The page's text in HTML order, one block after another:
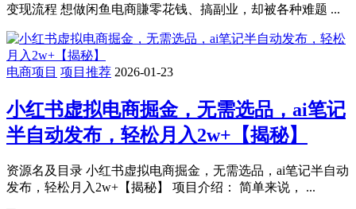
变现流程 想做闲鱼电商賺零花钱、搞副业，却被各种难题 ...
电商项目 项目推荐 2026-01-23
小红书虚拟电商掘金，无需选品，ai笔记
半自动发布，轻松月入2w+【揭秘】
资源名及目录 小红书虚拟电商掘金，无需选品，ai笔记半自动
发布，轻松月入2w+【揭秘】 项目介绍： 简单来说， ...